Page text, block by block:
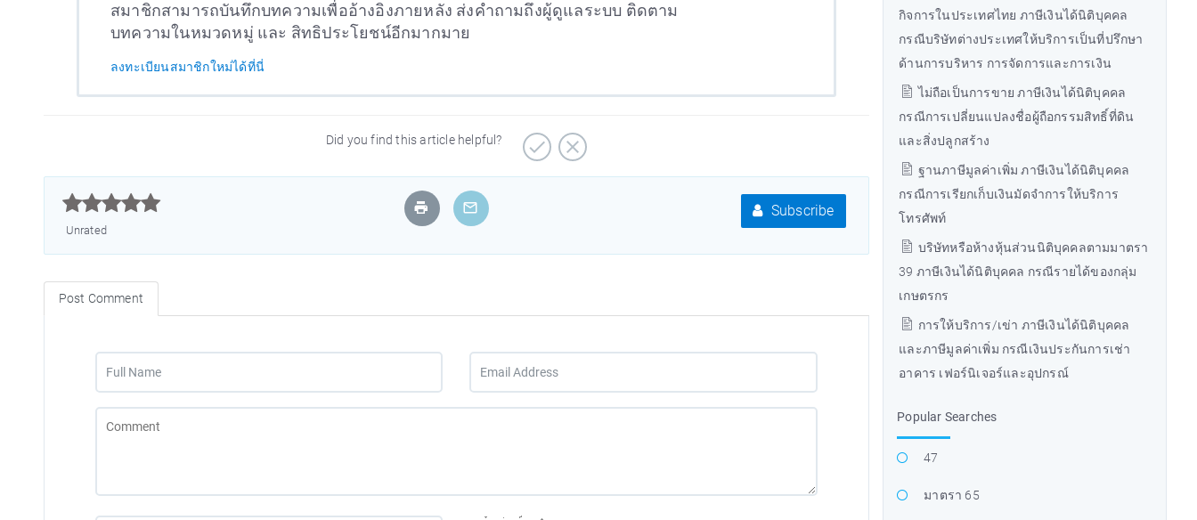
กิจการในประเทศไทย ภาษีเงินได้นิติบุคคล
กรณีบริษัทต่างประเทศให้บริการเป็นที่ปรึกษา
ด้านการบริหาร การจัดการและการเงิน
ไม่ถือเป็นการขาย ภาษีเงินได้นิติบุคคล
กรณีการเปลี่ยนแปลงชื่อผู้ถือกรรมสิทธิ์ที่ดิน
และสิ่งปลูกสร้าง
ฐานภาษีมูลค่าเพิ่ม ภาษีเงินได้นิติบุคคล
กรณีการเรียกเก็บเงินมัดจำการให้บริการ
โทรศัพท์
บริษัทหรือห้างหุ้นส่วนนิติบุคคลตามมาตรา
39 ภาษีเงินได้นิติบุคคล กรณีรายได้ของกลุ่ม
เกษตรกร
การให้บริการ/เข่า ภาษีเงินได้นิติบุคคล
และภาษีมูลค่าเพิ่ม กรณีเงินประกันการเช่า
อาคาร เฟอร์นิเจอร์และอุปกรณ์
Popular Searches
47
มาตรา 65
สมาชิกสามารถบันทึกบทความเพื่ออ้างอิงภายหลัง ส่งคำถามถึงผู้ดูแลระบบ ติดตาม
บทความในหมวดหมู่ และ สิทธิประโยชน์อีกมากมาย
ลงทะเบียนสมาชิกใหม่ได้ที่นี่
Did you find this article helpful?



Unrated
Subscribe
Post Comment